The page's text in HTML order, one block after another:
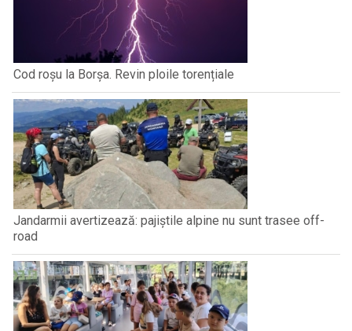
Cod roșu la Borșa. Revin ploile torențiale
Jandarmii avertizează: pajiștile alpine nu sunt trasee off-
road